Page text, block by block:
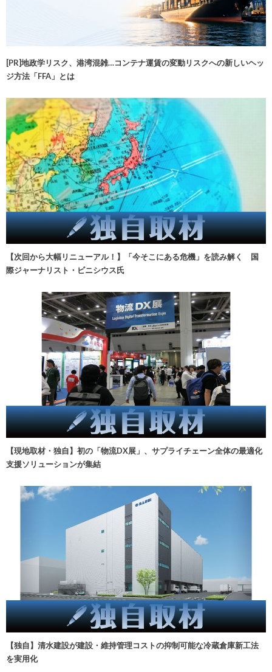
[PR]地政学リスク、港湾混雑…コンテナ運賃の変動リスクへの新しいヘッ
ジ方法「FFA」とは
【次回から大幅リニューアル！】「今そこにある危機」を読み解く 国
際ジャーナリスト・ビニシウス氏
【現地取材・独自】初の「物流DX展」、サプライチェーン全体の最適化
支援ソリューションが集結
【独自】清水建設が建設・維持管理コストの抑制可能な冷蔵倉庫新工法
を実用化